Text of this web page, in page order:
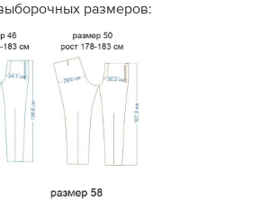
самостоятельно по
графическим
схемам.
Большое количество
отзывов
, накопленных за
годы работы проекта.
размеров: